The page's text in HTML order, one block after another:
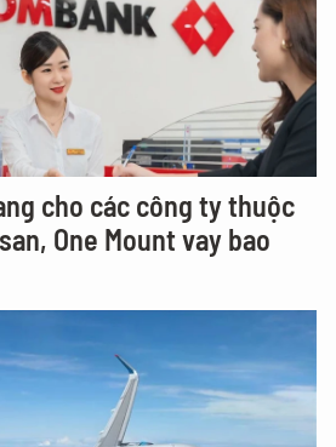
cho các công ty thuộc
One Mount vay bao